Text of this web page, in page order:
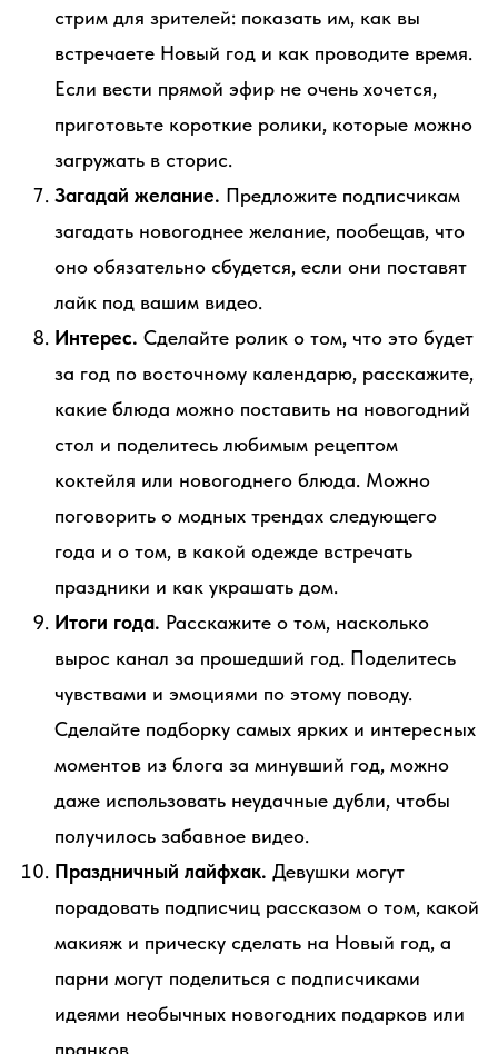
стрим для зрителей: показать им, как вы
встречаете Новый год и как проводите время.
Если вести прямой эфир не очень хочется,
приготовьте короткие ролики, которые можно
загружать в сторис.
Загадай желание. Предложите подписчикам
загадать новогоднее желание, пообещав, что
оно обязательно сбудется, если они поставят
лайк под вашим видео.
Интерес. Сделайте ролик о том, что это будет
за год по восточному календарю, расскажите,
какие блюда можно поставить на новогодний
стол и поделитесь любимым рецептом
коктейля или новогоднего блюда. Можно
поговорить о модных трендах следующего
года и о том, в какой одежде встречать
праздники и как украшать дом.
Итоги года. Расскажите о том, насколько
вырос канал за прошедший год. Поделитесь
чувствами и эмоциями по этому поводу.
Сделайте подборку самых ярких и интересных
моментов из блога за минувший год, можно
даже использовать неудачные дубли, чтобы
получилось забавное видео.
Праздничный лайфхак. Девушки могут
порадовать подписчиц рассказом о том, какой
макияж и прическу сделать на Новый год, а
парни могут поделиться с подписчиками
идеями необычных новогодних подарков или
пранков.